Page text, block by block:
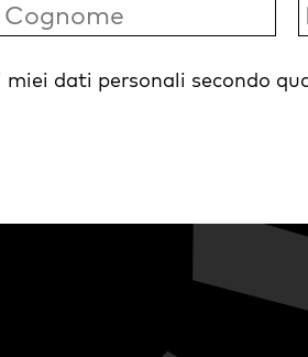
dati personali secondo